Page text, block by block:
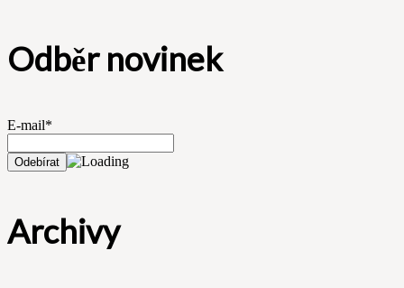
Odběr novinek
E-mail*
Archivy